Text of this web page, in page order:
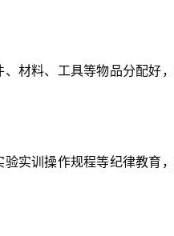
材料、工具等物品分配好
实训操作规程等纪律教育